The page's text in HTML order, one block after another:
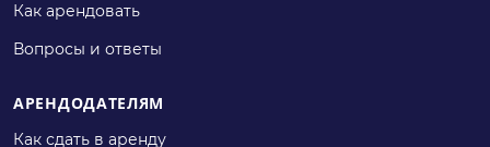
Как арендовать
Вопросы и ответы
АРЕНДОДАТЕЛЯМ
Как сдать в аренду